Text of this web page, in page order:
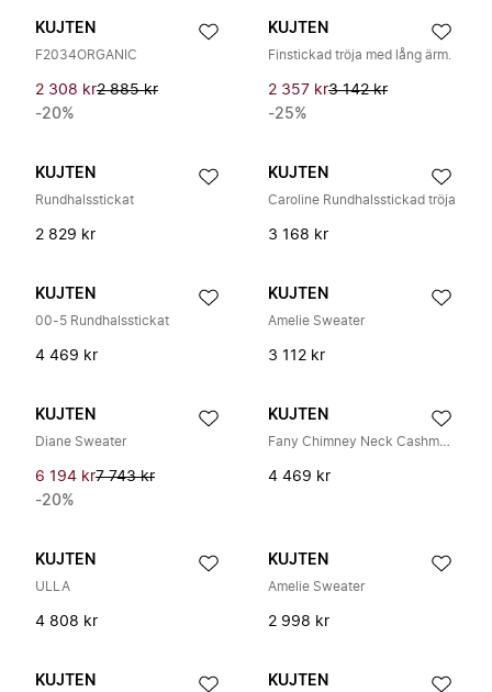
KUJTEN
F2034ORGANIC
2 308 kr2 885 kr
-20%
KUJTEN
Finstickad tröja med lång ärm.
2 357 kr3 142 kr
-25%
KUJTEN
Rundhalsstickat
2 829 kr
KUJTEN
Caroline Rundhalsstickad tröja
3 168 kr
KUJTEN
00-5 Rundhalsstickat
4 469 kr
KUJTEN
Amelie Sweater
3 112 kr
KUJTEN
Diane Sweater
6 194 kr7 743 kr
-20%
KUJTEN
Fany Chimney Neck Cashmere Sweater
4 469 kr
KUJTEN
ULLA
4 808 kr
KUJTEN
Amelie Sweater
2 998 kr
KUJTEN KUJTEN